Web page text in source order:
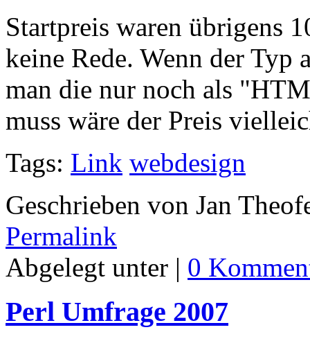
Startpreis waren übrigens
keine Rede. Wenn der Typ
man die nur noch als
muss wäre der Preis
Tags: Link webdesign
Geschrieben von Jan
Permalink
Abgelegt unter | 0
Perl Umfrage 2007